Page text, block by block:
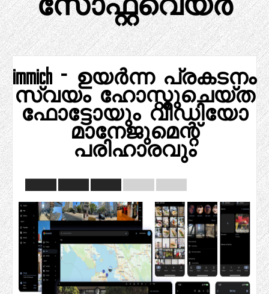
immich - ഉയർന്ന പ്രകടനം
സ്വയം ഹോസ്റ്റുചെയ്ത
ഫോട്ടോയും വീഡിയോ
മാനേജുമെന്റ്
പരിഹാരവും